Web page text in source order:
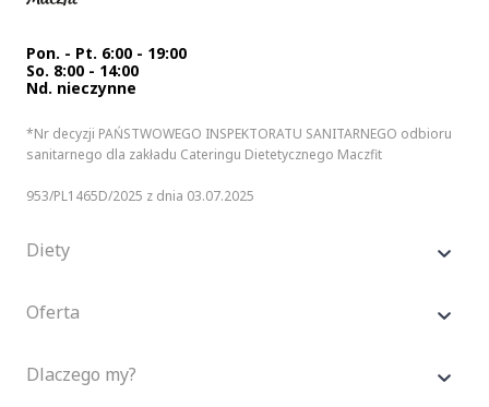
Pon. - Pt. 6:00 - 19:00
So. 8:00 - 14:00
Nd. nieczynne
*Nr decyzji PAŃSTWOWEGO INSPEKTORATU SANITARNEGO odbioru
sanitarnego dla zakładu Cateringu Dietetycznego Maczfit
953/PL1465D/2025 z dnia 03.07.2025
Diety
Oferta
Dlaczego my?